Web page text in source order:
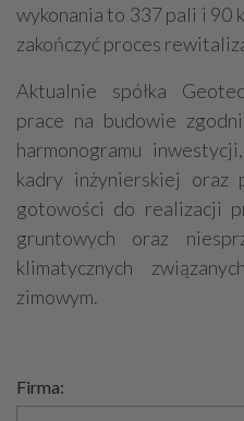
wykonania to 337 pali i 90
zakończyć proces
Aktualnie spółka
prace na budowie
harmonogramu
kadry inżynierskiej oraz
gotowości do realizacji
gruntowych oraz
klimatycznych
zimowym.
Firma: